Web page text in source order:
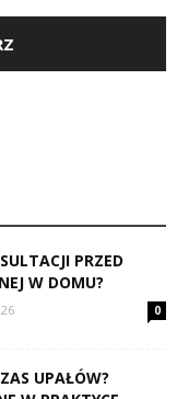
PRZED
W DOMU?
0
UPAŁÓW?